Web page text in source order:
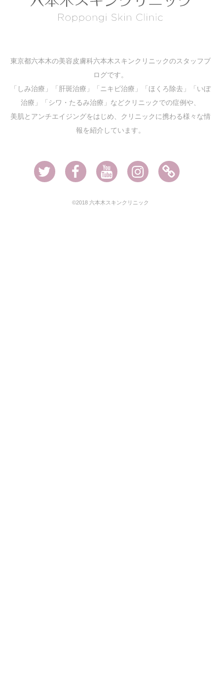
東京都六本木の美容皮膚科六本木スキンクリニックのスタッフブ
ログです。
「しみ治療」「肝斑治療」「ニキビ治療」「ほくろ除去」「いぼ
治療」「シワ・たるみ治療」などクリニックでの症例や、
美肌とアンチエイジングをはじめ、クリニックに携わる様々な情
報を紹介しています。
Twitter FacebookYoutube InstagramAmeblo
©2018 六本木スキンクリニック